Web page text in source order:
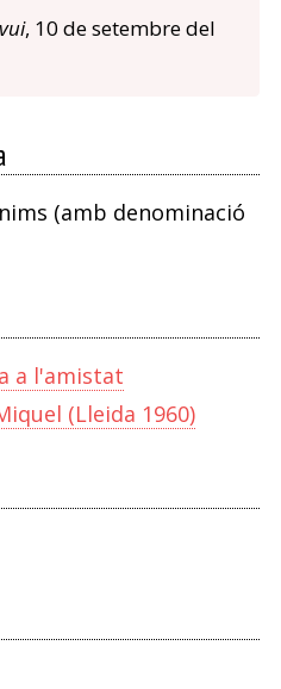
, 10 de setembre del
(amb denominació
a l'amistat
(Lleida 1960)